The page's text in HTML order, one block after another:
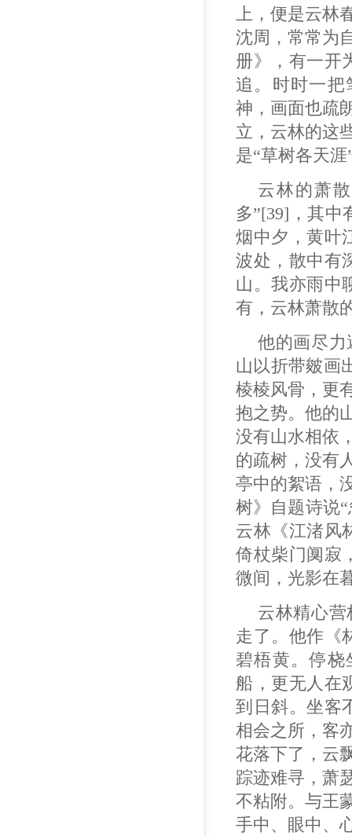
上，便是云林
沈周，常常为
册》，有一开
追。时时一把
神，画面也疏
立，云林的这
是“草树各天
云林的萧
多”[39]，其中
烟中夕，黄叶
波处，散中有
山。我亦雨中
有，云林萧散
他的画尽
山以折带皴画
棱棱风骨，更
抱之势。他的
没有山水相依
的疏树，没有
亭中的絮语，
树》自题诗说
云林《江渚风
倚杖柴门阒寂
微间，光影在
云林精心
走了。他作《
碧梧黄。停桡
船，更无人在
到日斜。坐客
相会之所，客
花落下了，云
踪迹难寻，萧
不粘附。与王
手中、眼中、